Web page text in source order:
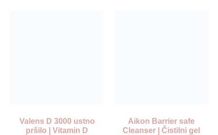
Valens D 3000 ustno
pršilo | Vitamin D
Aikon Barrier safe
Cleanser | Čistilni gel